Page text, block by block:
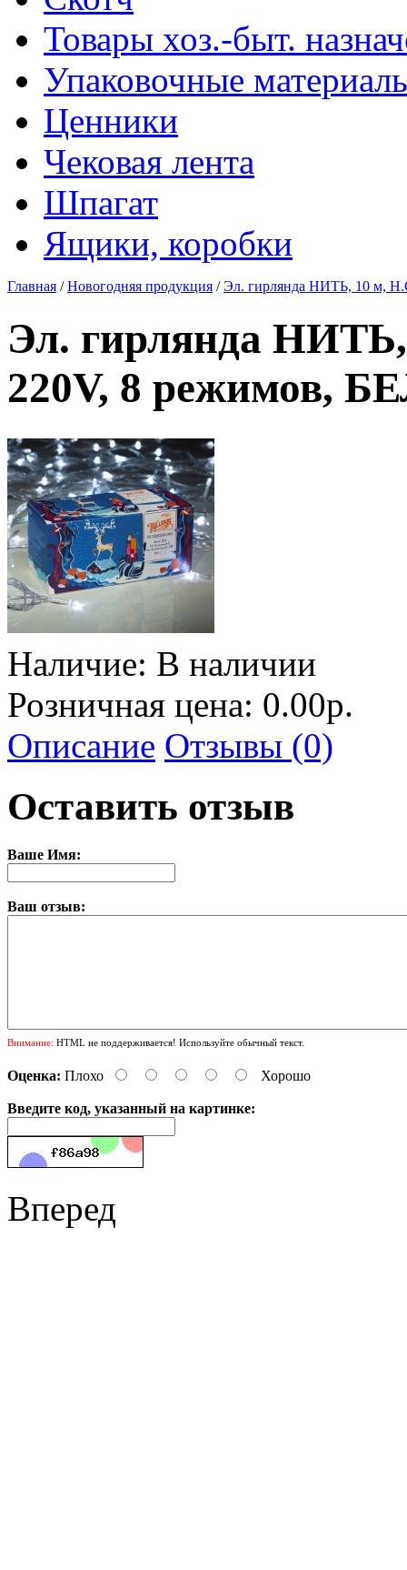
Товары хоз.-быт.
Упаковочные
Ценники
Чековая лента
Шпагат
Ящики, коробки
Главная /Новогодняя продукция /Эл. гирлянда НИТЬ, 10 м,
Эл. гирлянда
220V, 8 режимов,
Наличие: В наличии
Розничная цена: 0.00р.
Описание Отзывы (0)
Оставить отзыв
Ваше Имя:
Ваш отзыв:
Внимание: HTML не поддерживается! Используйте обычный текст.
Оценка: Плохо Хорошо
Введите код, указанный на картинке:
Вперед